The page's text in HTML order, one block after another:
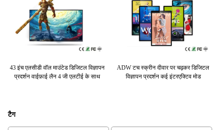
43 इंच एलसीडी वॉल माउंटेड डिजिटल विज्ञापन
प्रदर्शन वाईफ़ाई लैन 4 जी एलटीई के साथ
ADW टच स्क्रीन दीवार पर चढ़कर डिजिटल
विज्ञापन प्रदर्शन कई इंटरएक्टिव मोड
टैग